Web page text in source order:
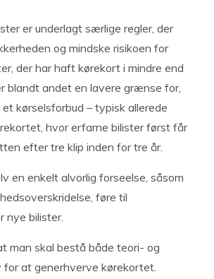
er underlagt særlige regler, der
og mindske risikoen for
der har haft kørekort i mindre end
blandt andet en lavere grænse for,
kørselsforbud – typisk allerede
hvor erfarne bilister først får
efter tre klip inden for tre år.
en enkelt alvorlig forseelse, såsom
føre til
nye bilister.
man skal bestå både teori- og
for at generhverve kørekortet.